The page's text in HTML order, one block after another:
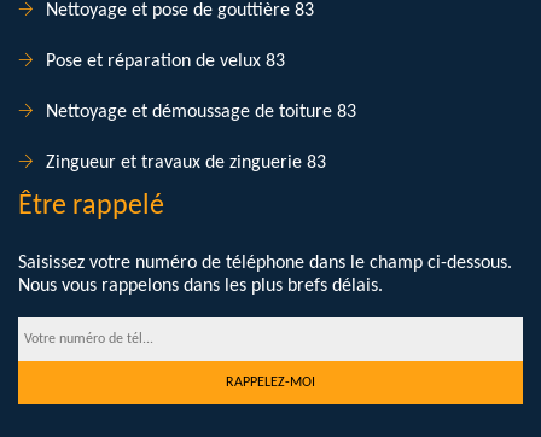
Nettoyage et pose de gouttière 83
Pose et réparation de velux 83
Nettoyage et démoussage de toiture 83
Zingueur et travaux de zinguerie 83
Être rappelé
Saisissez votre numéro de téléphone dans le champ ci-dessous.
Nous vous rappelons dans les plus brefs délais.